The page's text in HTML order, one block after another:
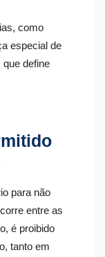
como
especial de
define
para não
entre as
é proibido
tanto em